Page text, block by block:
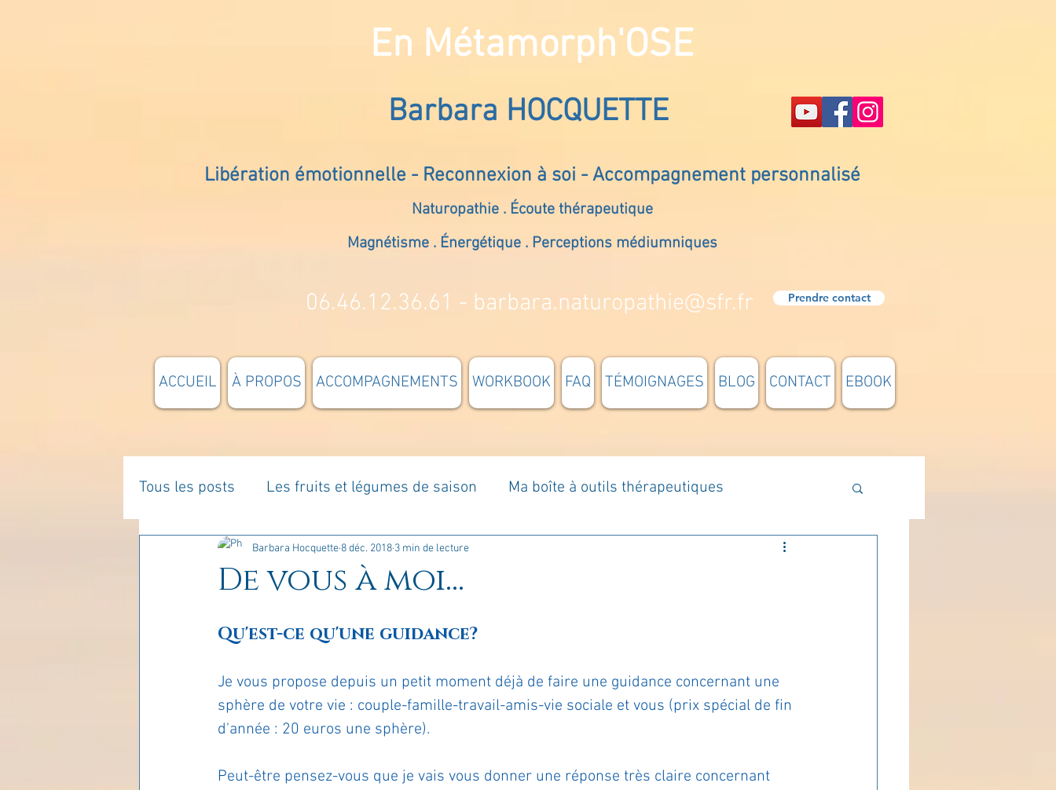
En Métamorph'OSE
Barbara HOCQUETTE
Libération émotionnelle - Reconnexion à soi - Accompagnement personnalisé
Naturopathie . Écoute thérapeutique
Magnétisme . Énergétique . Perceptions médiumniques
06.46.12.36.61 - barbara.naturopathie@sfr.fr Prendre contact
ACCUEIL À PROPOS ACCOMPAGNEMENTS WORKBOOK FAQ TÉMOIGNAGES BLOG CONTACT EBOOK
Tous les posts Les fruits et légumes de saison Ma boîte à outils thérapeutiques
La parentalité De vous à moi... Rome : voyage Méthodologie
estime de soi Votre communauté C'est mon histoire La pensée du jour
Les lois universelles Journal de bord
De vous à moi...
Barbara Hocquette 8 déc. 2018 3 min de lecture
Qu'est-ce qu'une guidance?
Je vous propose depuis un petit moment déjà de faire une guidance concernant une
sphère de votre vie : couple-famille-travail-amis-vie sociale et vous (prix spécial de fin
d'année : 20 euros une sphère).
Peut-être pensez-vous que je vais vous donner une réponse très claire concernant